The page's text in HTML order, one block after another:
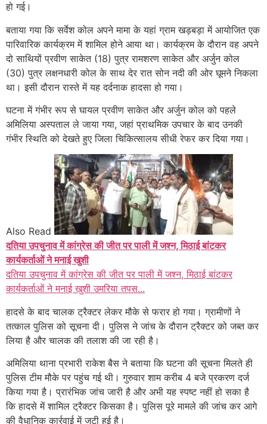
हो गई।
बताया गया कि सर्वेश कोल अपने मामा के यहां ग्राम खड़बड़ा में आयोजित एक
पारिवारिक कार्यक्रम में शामिल होने आया था। कार्यक्रम के दौरान वह अपने
दो साथियों प्रवीण साकेत (18) पुत्र रामशरण साकेत और अर्जुन कोल
(30) पुत्र लक्षनधारी कोल के साथ देर रात सोन नदी की ओर घूमने निकला
था। इसी दौरान रास्ते में यह दर्दनाक हादसा हो गया।
घटना में गंभीर रूप से घायल प्रवीण साकेत और अर्जुन कोल को पहले
अमिलिया अस्पताल ले जाया गया, जहां प्राथमिक उपचार के बाद उनकी
गंभीर स्थिति को देखते हुए जिला चिकित्सालय सीधी रेफर कर दिया गया।
Also Read
दतिया उपचुनाव में कांग्रेस की जीत पर पाली में जश्न, मिठाई बांटकर
कार्यकर्ताओं ने मनाई खुशी
दतिया उपचुनाव में कांग्रेस की जीत पर पाली में जश्न, मिठाई बांटकर
कार्यकर्ताओं ने मनाई खुशी उमरिया तपस...
हादसे के बाद चालक ट्रैक्टर लेकर मौके से फरार हो गया। ग्रामीणों ने
तत्काल पुलिस को सूचना दी। पुलिस ने जांच के दौरान ट्रैक्टर को जब्त कर
लिया है और चालक की तलाश की जा रही है।
अमिलिया थाना प्रभारी राकेश बैस ने बताया कि घटना की सूचना मिलते ही
पुलिस टीम मौके पर पहुंच गई थी। गुरुवार शाम करीब 4 बजे प्रकरण दर्ज
किया गया है। प्रारंभिक जांच जारी है और अभी यह स्पष्ट नहीं हो सका है
कि हादसे में शामिल ट्रैक्टर किसका है। पुलिस पूरे मामले की जांच कर आगे
की वैधानिक कार्रवाई में जुटी हुई है।